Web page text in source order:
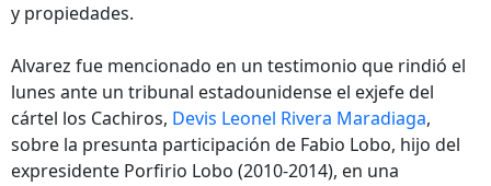
y propiedades.
Alvarez fue mencionado en un testimonio que rindió el
lunes ante un tribunal estadounidense el exjefe del
cártel los Cachiros, Devis Leonel Rivera Maradiaga,
sobre la presunta participación de Fabio Lobo, hijo del
expresidente Porfirio Lobo (2010-2014), en una